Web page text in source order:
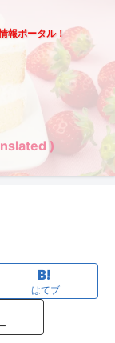
報ポータル！
)
はてブ